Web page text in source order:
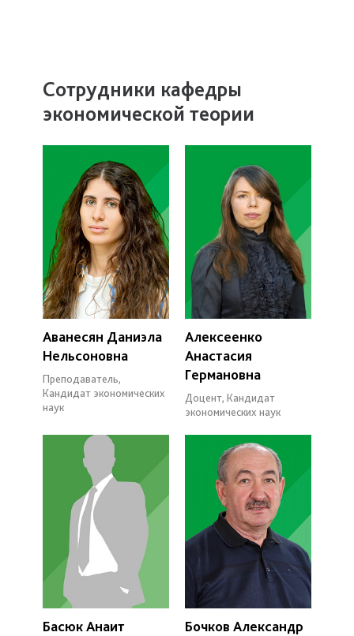
Сотрудники кафедры
экономической теории
Аванесян Даниэла
Нельсоновна
Преподаватель,
Кандидат экономических
наук
Алексеенко
Анастасия
Германовна
Доцент, Кандидат
экономических наук
Басюк Анаит
Бочков Александр